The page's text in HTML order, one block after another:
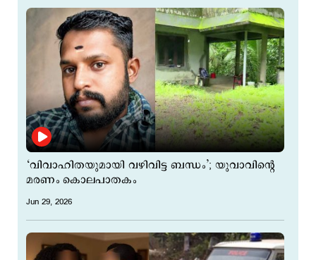
‘വിവാഹിതയുമായി വഴിവിട്ട ബന്ധം’; യുവാവിന്റെ
മരണം കൊലപാതകം
Jun 29, 2026